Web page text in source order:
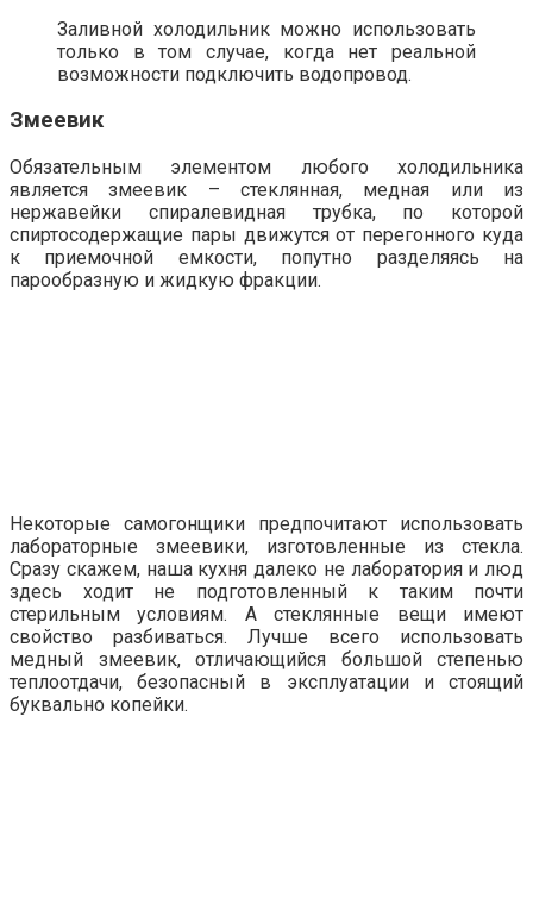
Заливной холодильник можно использовать
только в том случае, когда нет реальной
возможности подключить водопровод.
Змеевик
Обязательным элементом любого холодильника
является змеевик – стеклянная, медная или из
нержавейки спиралевидная трубка, по которой
спиртосодержащие пары движутся от перегонного куда
к приемочной емкости, попутно разделяясь на
парообразную и жидкую фракции.
Некоторые самогонщики предпочитают использовать
лабораторные змеевики, изготовленные из стекла.
Сразу скажем, наша кухня далеко не лаборатория и люд
здесь ходит не подготовленный к таким почти
стерильным условиям. А стеклянные вещи имеют
свойство разбиваться. Лучше всего использовать
медный змеевик, отличающийся большой степенью
теплоотдачи, безопасный в эксплуатации и стоящий
буквально копейки.